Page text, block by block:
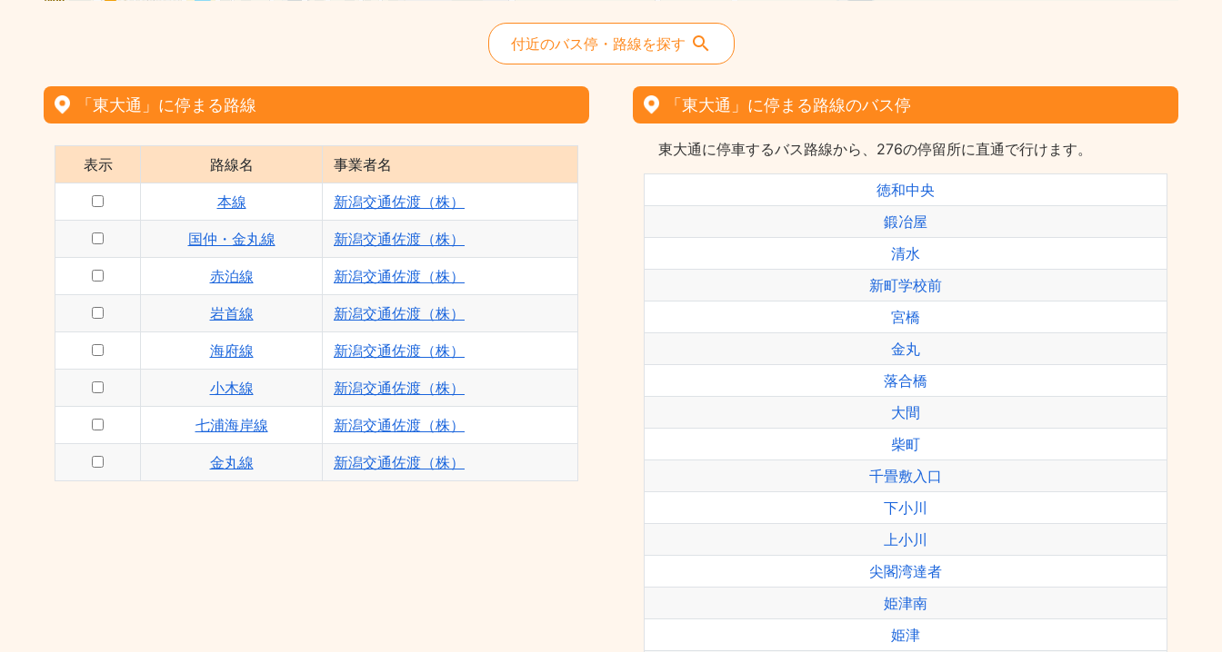
付近のバス停・路線を探す
「東大通」に停まる路線
表示 路線名 事業者名
本線 新潟交通佐渡（株）
国仲・金丸線 新潟交通佐渡（株）
赤泊線 新潟交通佐渡（株）
岩首線 新潟交通佐渡（株）
海府線 新潟交通佐渡（株）
小木線 新潟交通佐渡（株）
七浦海岸線 新潟交通佐渡（株）
金丸線 新潟交通佐渡（株）
「東大通」に停まる路線のバス停
東大通に停車するバス路線から、276の停留所に直通で行けます。
徳和中央
鍛冶屋
清水
新町学校前
宮橋
金丸
落合橋
大間
柴町
千畳敷入口
下小川
上小川
尖閣湾達者
姫津南
姫津